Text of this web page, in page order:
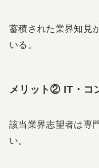
蓄積された業界知見
いる。
メリット② IT・コ
該当業界志望者は専
い。